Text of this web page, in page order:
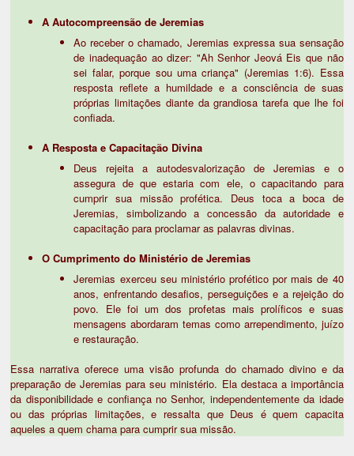
A Autocompreensão de Jeremias
Ao receber o chamado, Jeremias expressa sua sensação
de inadequação ao dizer: "Ah Senhor Jeová Eis que não
sei falar, porque sou uma criança" (Jeremias 1:6). Essa
resposta reflete a humildade e a consciência de suas
próprias limitações diante da grandiosa tarefa que lhe foi
confiada.
A Resposta e Capacitação Divina
Deus rejeita a autodesvalorização de Jeremias e o
assegura de que estaria com ele, o capacitando para
cumprir sua missão profética. Deus toca a boca de
Jeremias, simbolizando a concessão da autoridade e
capacitação para proclamar as palavras divinas.
O Cumprimento do Ministério de Jeremias
Jeremias exerceu seu ministério profético por mais de 40
anos, enfrentando desafios, perseguições e a rejeição do
povo. Ele foi um dos profetas mais prolíficos e suas
mensagens abordaram temas como arrependimento, juízo
e restauração.
Essa narrativa oferece uma visão profunda do chamado divino e da
preparação de Jeremias para seu ministério. Ela destaca a importância
da disponibilidade e confiança no Senhor, independentemente da idade
ou das próprias limitações, e ressalta que Deus é quem capacita
aqueles a quem chama para cumprir sua missão.